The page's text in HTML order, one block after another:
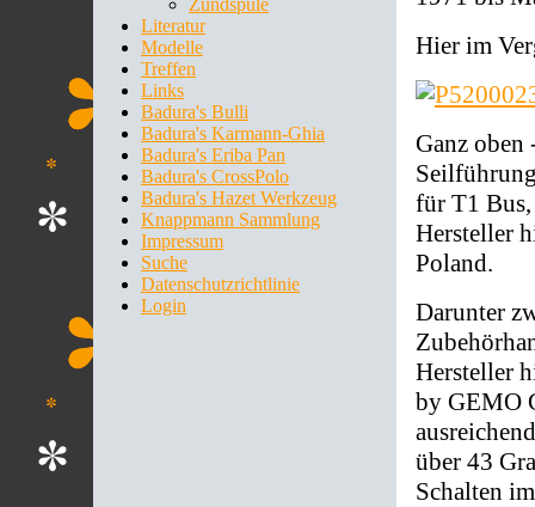
Zündspule
Literatur
Modelle
Treffen
Links
Badura's Bulli
Badura's Karmann-Ghia
Badura's Eriba Pan
Badura's CrossPolo
Badura's Hazet Werkzeug
Knappmann Sammlung
Impressum
Suche
Datenschutzrichtlinie
Login
Hier im
Ganz
für T1
Hersteller
Poland.
Darunter
Hersteller
by GEMO
über 43
Schalten